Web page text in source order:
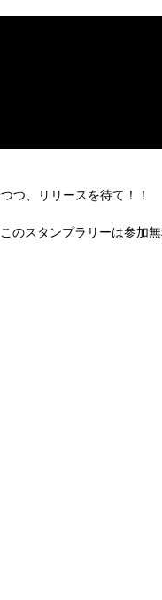
つ、リリースを待て！！
のスタンプラリーは参加